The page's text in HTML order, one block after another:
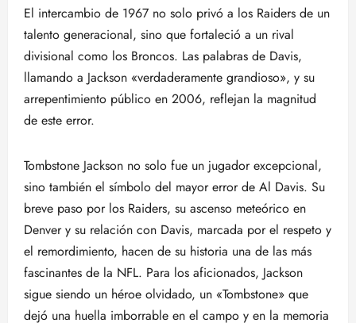
El intercambio de 1967 no solo privó a los Raiders de un
talento generacional, sino que fortaleció a un rival
divisional como los Broncos. Las palabras de Davis,
llamando a Jackson «verdaderamente grandioso», y su
arrepentimiento público en 2006, reflejan la magnitud
de este error.
Tombstone Jackson no solo fue un jugador excepcional,
sino también el símbolo del mayor error de Al Davis. Su
breve paso por los Raiders, su ascenso meteórico en
Denver y su relación con Davis, marcada por el respeto y
el remordimiento, hacen de su historia una de las más
fascinantes de la NFL. Para los aficionados, Jackson
sigue siendo un héroe olvidado, un «Tombstone» que
dejó una huella imborrable en el campo y en la memoria